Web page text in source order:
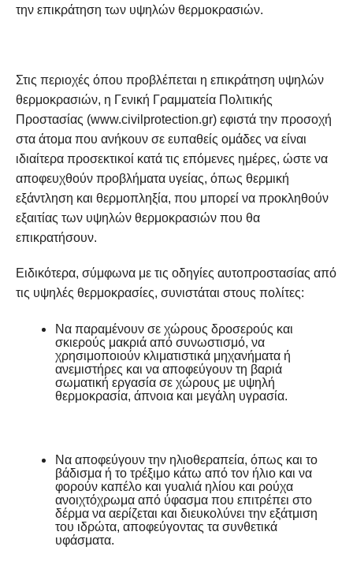
την επικράτηση των υψηλών θερμοκρασιών.
Στις περιοχές όπου προβλέπεται η επικράτηση υψηλών
θερμοκρασιών, η Γενική Γραμματεία Πολιτικής
Προστασίας (www.civilprotection.gr) εφιστά την προσοχή
στα άτομα που ανήκουν σε ευπαθείς ομάδες να είναι
ιδιαίτερα προσεκτικοί κατά τις επόμενες ημέρες, ώστε να
αποφευχθούν προβλήματα υγείας, όπως θερμική
εξάντληση και θερμοπληξία, που μπορεί να προκληθούν
εξαιτίας των υψηλών θερμοκρασιών που θα
επικρατήσουν.
Ειδικότερα, σύμφωνα με τις οδηγίες αυτοπροστασίας από
τις υψηλές θερμοκρασίες, συνιστάται στους πολίτες:
Να παραμένουν σε χώρους δροσερούς και
σκιερούς μακριά από συνωστισμό, να
χρησιμοποιούν κλιματιστικά μηχανήματα ή
ανεμιστήρες και να αποφεύγουν τη βαριά
σωματική εργασία σε χώρους με υψηλή
θερμοκρασία, άπνοια και μεγάλη υγρασία.
Να αποφεύγουν την ηλιοθεραπεία, όπως και το
βάδισμα ή το τρέξιμο κάτω από τον ήλιο και να
φορούν καπέλο και γυαλιά ηλίου και ρούχα
ανοιχτόχρωμα από ύφασμα που επιτρέπει στο
δέρμα να αερίζεται και διευκολύνει την εξάτμιση
του ιδρώτα, αποφεύγοντας τα συνθετικά
υφάσματα.